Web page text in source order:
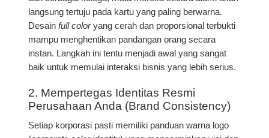
langsung tertuju pada kartu yang paling berwarna.
Desainfull coloryang cerah dan proporsional terbukti
mampu menghentikan pandangan orang secara
instan. Langkah ini tentu menjadi awal yang sangat
baik untuk memulai interaksi bisnis yang lebih serius.
2. Mempertegas Identitas Resmi
Perusahaan Anda (Brand Consistency)
Setiap korporasi pasti memiliki panduan warna logo